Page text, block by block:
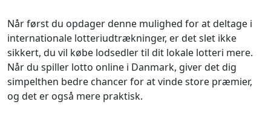
Når først du opdager denne mulighed for at deltage i
internationale lotteriudtrækninger, er det slet ikke
sikkert, du vil købe lodsedler til dit lokale lotteri mere.
Når du spiller lotto online i Danmark, giver det dig
simpelthen bedre chancer for at vinde store præmier,
og det er også mere praktisk.